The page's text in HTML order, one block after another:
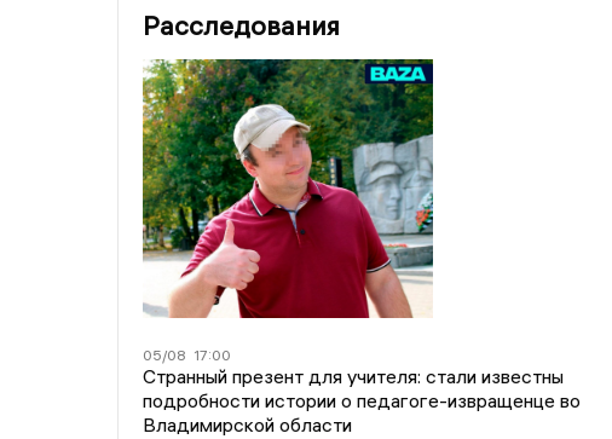
Расследования
05/08 17:00
Странный презент для учителя: стали известны
подробности истории о педагоге-извращенце во
Владимирской области